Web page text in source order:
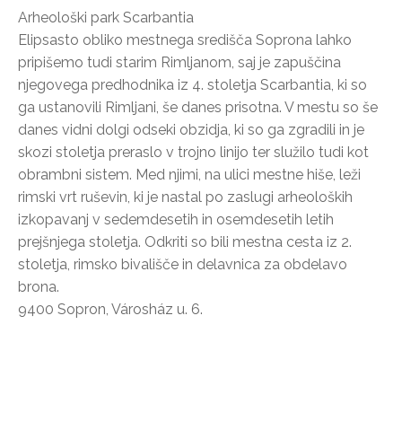
Arheološki park Scarbantia
Elipsasto obliko mestnega središča Soprona lahko
pripišemo tudi starim Rimljanom, saj je zapuščina
njegovega predhodnika iz 4. stoletja Scarbantia, ki so
ga ustanovili Rimljani, še danes prisotna. V mestu so še
danes vidni dolgi odseki obzidja, ki so ga zgradili in je
skozi stoletja preraslo v trojno linijo ter služilo tudi kot
obrambni sistem. Med njimi, na ulici mestne hiše, leži
rimski vrt ruševin, ki je nastal po zaslugi arheoloških
izkopavanj v sedemdesetih in osemdesetih letih
prejšnjega stoletja. Odkriti so bili mestna cesta iz 2.
stoletja, rimsko bivališče in delavnica za obdelavo
brona.
9400 Sopron, Városház u. 6.